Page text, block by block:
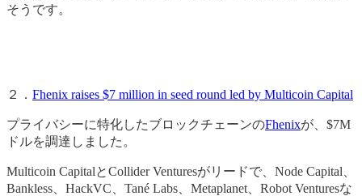
そうです。
２． Fhenix raises $7 million in seed round led by Multicoin Capital
プライバシーに特化したブロックチェーンのFhenixが、$7M
ドルを調達しました。
Multicoin CapitalとCollider Venturesがリードで、Node Capital、
Bankless、HackVC、Tané Labs、Metaplanet、Robot Venturesな